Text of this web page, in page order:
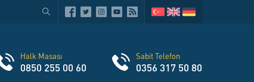
Halk Masası
0850 255 00 60
Sabit Telefon
0356 317 50 80